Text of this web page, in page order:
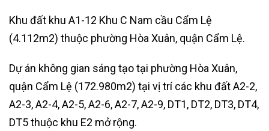
Khu đất khu A1-12 Khu C Nam cầu Cẩm Lệ
(4.112m2) thuộc phường Hòa Xuân, quận Cẩm Lệ.
Dự án không gian sáng tạo tại phường Hòa Xuân,
quận Cẩm Lệ (172.980m2) tại vị trí các khu đất A2-2,
A2-3, A2-4, A2-5, A2-6, A2-7, A2-9, DT1, DT2, DT3, DT4,
DT5 thuộc khu E2 mở rộng.